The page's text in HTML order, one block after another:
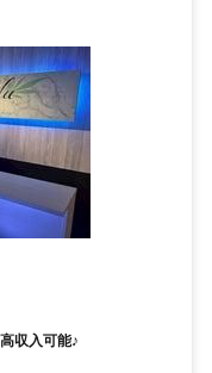
収入可能♪